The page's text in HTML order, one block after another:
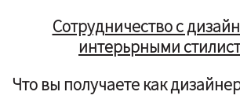
Сотрудничество с
интерьрными
Что вы получаете как